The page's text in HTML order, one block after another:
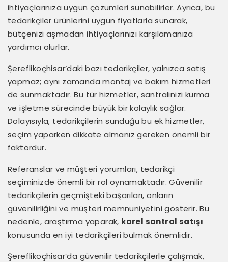
ihtiyaçlarınıza uygun çözümleri sunabilirler. Ayrıca, bu
tedarikçiler ürünlerini uygun fiyatlarla sunarak,
bütçenizi aşmadan ihtiyaçlarınızı karşılamanıza
yardımcı olurlar.
Şereflikoçhisar’daki bazı tedarikçiler, yalnızca satış
yapmaz; aynı zamanda montaj ve bakım hizmetleri
de sunmaktadır. Bu tür hizmetler, santralinizi kurma
ve işletme sürecinde büyük bir kolaylık sağlar.
Dolayısıyla, tedarikçilerin sunduğu bu ek hizmetler,
seçim yaparken dikkate almanız gereken önemli bir
faktördür.
Referanslar ve müşteri yorumları, tedarikçi
seçiminizde önemli bir rol oynamaktadır. Güvenilir
tedarikçilerin geçmişteki başarıları, onların
güvenilirliğini ve müşteri memnuniyetini gösterir. Bu
nedenle, araştırma yaparak, karel santral satışı
konusunda en iyi tedarikçileri bulmak önemlidir.
Şereflikoçhisar’da güvenilir tedarikçilerle çalışmak,